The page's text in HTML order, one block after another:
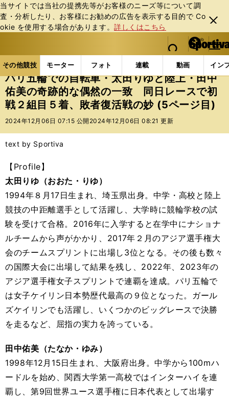
当サイトでは当社の提携先等がお客様のニーズ等について調
査・分析したり、お客様にお勧めの広告を表⽰する⽬的で Co
okie を使⽤する場合があります。詳しくはこちら
閉じ
る
web Sportiva (webスポルティーバ)
検索
マイペ
ー
ジ
メニュ
その他競技 モーター フォト 連載 動画 イン
ス
ポ
ル
テ
ー
バ
その他競技の記事一覧 その他競技 その他 パリ
パリ五輪での自転車・太田りゆと陸上・田中
佑美の奇跡的な偶然の一致 同日レースで初
戦２組目５着、敗者復活戦の妙 (5ページ目)
2024年12月06日 07:15 公開 2024年12月06日 08:21 更新
text by Sportiva
【Profile】
太田りゆ（おおた・りゆ）
1994年８月17日生まれ、埼玉県出身。中学・高校と陸上
競技の中距離選手として活躍し、大学時に競輪学校の試
験を受けて合格。2016年に入学すると在学中にナショナ
ルチームから声がかかり、2017年２月のアジア選手権大
会のチームスプリントに出場し3位となる。その後も数々
の国際大会に出場して結果を残し、2022年、2023年の
アジア選手権女子スプリントで連覇を達成。パリ五輪で
は女子ケイリン日本勢歴代最高の９位となった。ガール
ズケイリンでも活躍し、いくつかのビッグレースで決勝
を走るなど、屈指の実力を誇っている。
田中佑美（たなか・ゆみ）
1998年12月15日生まれ、大阪府出身。中学から100mハ
ードルを始め、関西大学第一高校ではインターハイを連
覇し、第9回世界ユース選手権に日本代表として出場す